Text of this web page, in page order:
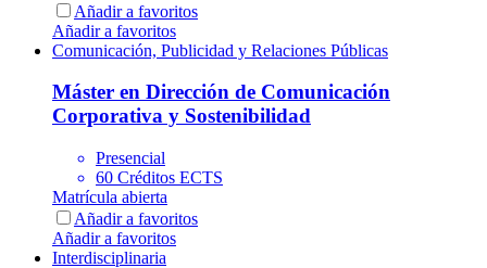
Añadir a favoritos
Añadir a favoritos
Comunicación, Publicidad y Relaciones Públicas
Máster en Dirección de Comunicación
Corporativa y Sostenibilidad
Presencial
60 Créditos ECTS
Matrícula abierta
Añadir a favoritos
Añadir a favoritos
Interdisciplinaria